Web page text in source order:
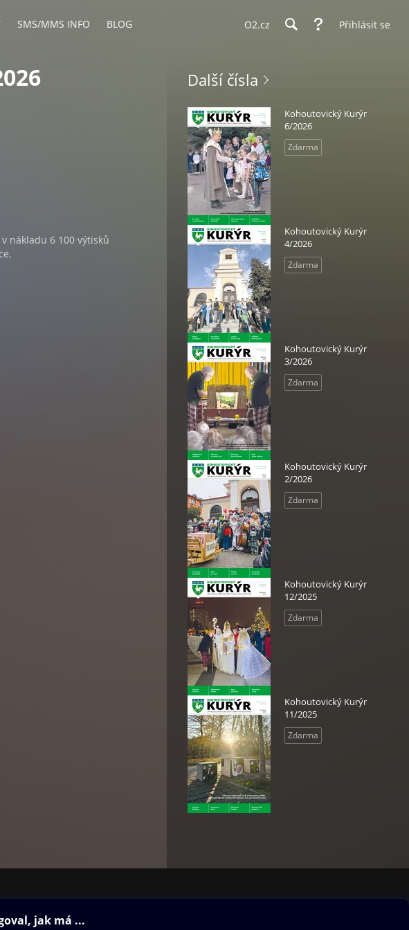
SMS/MMS INFO BLOG O2.cz Přihlásit se
nákladu 6 100 výtisků
Další čísla
Kohoutovický Kurýr
6/2026
Zdarma
Kohoutovický Kurýr
4/2026
Zdarma
Kohoutovický Kurýr
3/2026
Zdarma
Kohoutovický Kurýr
2/2026
Zdarma
Kohoutovický Kurýr
12/2025
Zdarma
Kohoutovický Kurýr
11/2025
Zdarma